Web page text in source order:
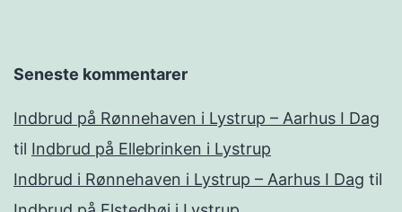
Seneste kommentarer
Indbrud på Rønnehaven i Lystrup – Aarhus I Dag
til Indbrud på Ellebrinken i Lystrup
Indbrud i Rønnehaven i Lystrup – Aarhus I Dag til